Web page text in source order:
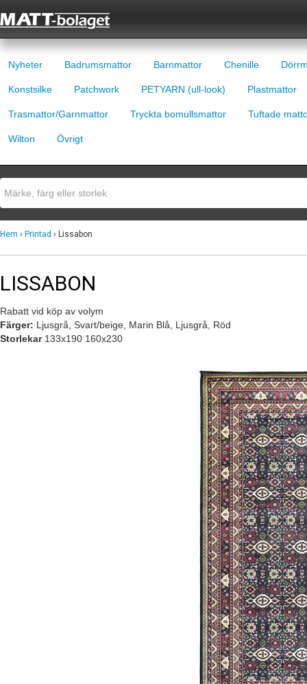
Nyheter Badrumsmattor Barnmattor Chenille
Konstsilke Patchwork PETYARN (ull-look) Plastmattor
Trasmattor/Garnmattor Tryckta bomullsmattor Tuftade
Wilton Övrigt
Hem › Printad › Lissabon
LISSABON
Rabatt vid köp av volym
Färger: Ljusgrå, Svart/beige, Marin Blå, Ljusgrå, Röd
Storlekar133x190 160x230